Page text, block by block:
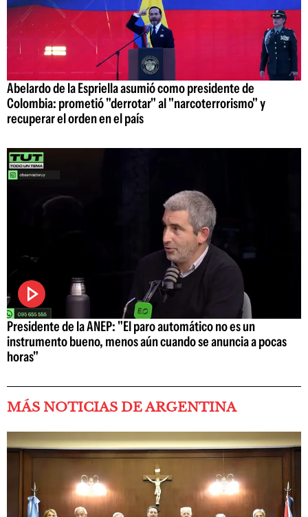
Abelardo de la Espriella asumió como presidente de
Colombia: prometió "derrotar" al "narcoterrorismo" y
recuperar el orden en el país
Presidente de la ANEP: "El paro automático no es un
instrumento bueno, menos aún cuando se anuncia a pocas
horas"
MÁS NOTICIAS DE ARGENTINA